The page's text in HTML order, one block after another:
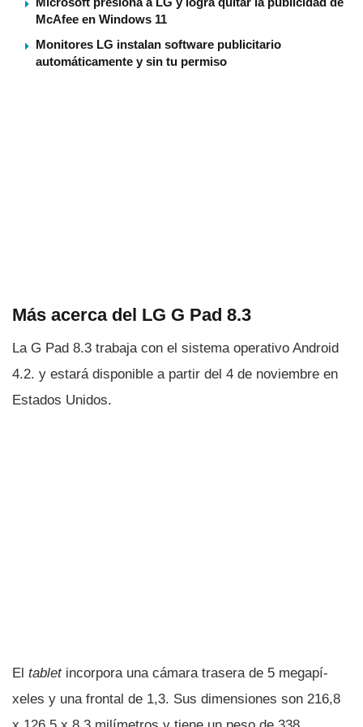
McAfee en Windows 11
Monitores LG instalan software publicitario
automáticamente y sin tu permiso
Más acerca del LG G Pad 8.3
La G Pad 8.3 trabaja con el sistema operativo Android
4.2. y estará disponible a partir del 4 de noviembre en
Estados Unidos.
El tabletincorpora una cámara trasera de 5 megapí­
xeles y una frontal de 1,3. Sus dimensiones son 216,8